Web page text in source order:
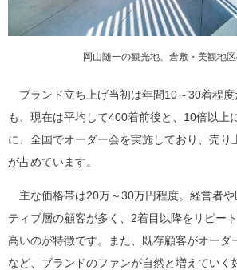
岡山随一の観光地、倉敷・美観地
ブランド立ち上げ当初は年間10～30着程度
も、現在は平均して400着前後と、10倍以上
に、全国でオーダー会を実施しており、売り
が占めています。
主な価格帯は20万～30万円程度。経営者や
ティブ層の顧客が多く、2着目以降をリピー
高いのが特徴です。また、既存顧客がオーダ
など、ブランドのファンが自然と増えていく